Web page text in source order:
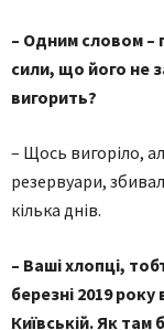
– Одним словом –
сили, що його не
вигорить?
– Щось вигоріло,
резервуари,
кілька днів.
– Ваші хлопці,
березні 2019
Київській. Як там